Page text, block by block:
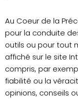
Au Coeur de la
pour la conduite
outils ou pour tout
affiché sur le site
compris, par
fiabilité ou la
opinions, conseils